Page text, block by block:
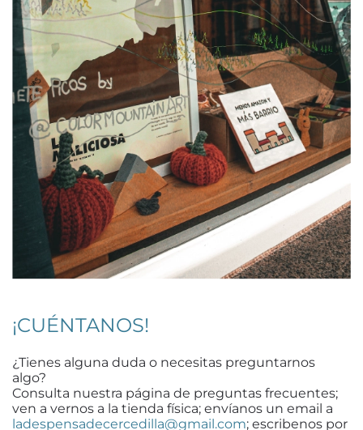
¡CUÉNTANOS!
¿Tienes alguna duda o necesitas preguntarnos
algo?
Consulta nuestra página de preguntas frecuentes;
ven a vernos a la tienda física; envíanos un email a
ladespensadecercedilla@gmail.com; escribenos por